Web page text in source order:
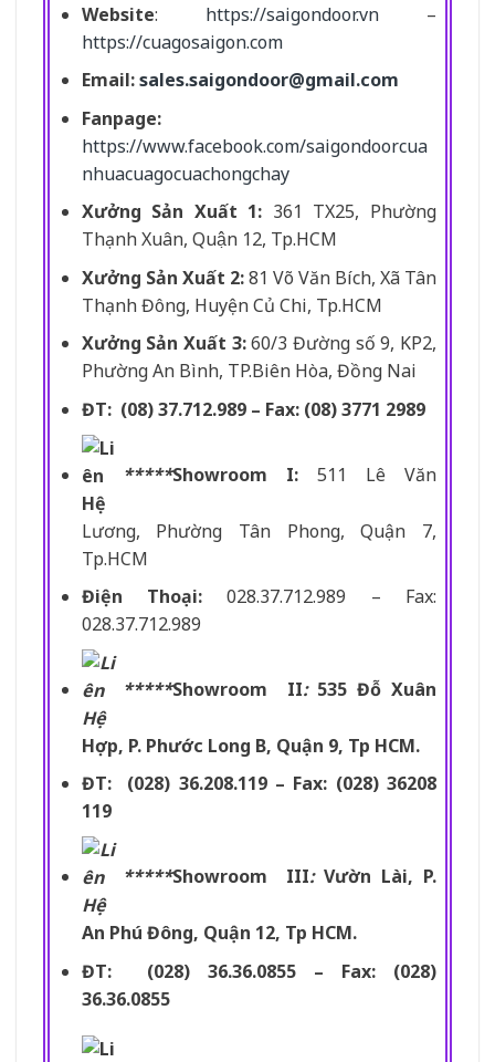
Website: https://saigondoor.vn–
https://cuagosaigon.com
Email:sales.saigondoor@gmail.com
Fanpage:
https://www.facebook.com/saigondoorcua
nhuacuagocuachongchay
Xưởng Sản Xuất 1: 361 TX25, Phường
Thạnh Xuân, Quận 12, Tp.HCM
Xưởng Sản Xuất 2:81 Võ Văn Bích, Xã Tân
Thạnh Đông, Huyện Củ Chi, Tp.HCM
Xưởng Sản Xuất 3:60/3 Đường số 9, KP2,
Phường An Bình, TP.Biên Hòa, Đồng Nai
ĐT: (08) 37.712.989 – Fax: (08) 3771 2989
*****Showroom I:511 Lê Văn
Lương, Phường Tân Phong, Quận 7,
Tp.HCM
Điện Thoại: 028.37.712.989 – Fax:
028.37.712.989
*****Showroom II:535 Đỗ Xuân
Hợp, P. Phước Long B, Quận 9, Tp HCM.
ĐT: (028) 36.208.119 – Fax: (028) 36208
119
*****Showroom III:Vườn Lài, P.
An Phú Đông, Quận 12, Tp HCM.
ĐT: (028) 36.36.0855 – Fax: (028)
36.36.0855